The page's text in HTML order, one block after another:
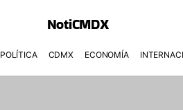
NotiCMDX
POLÍTICA CDMX ECONOMÍA